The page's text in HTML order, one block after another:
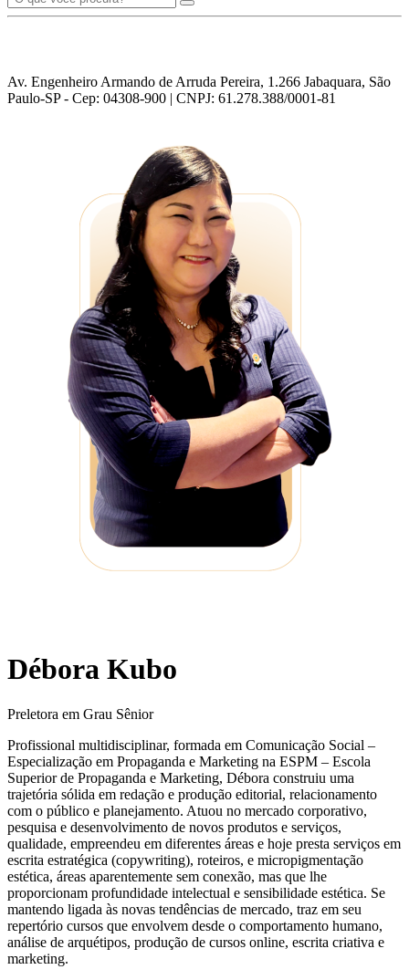
Av. Engenheiro Armando de Arruda Pereira, 1.266 Jabaquara, São
Paulo-SP - Cep: 04308-900 | CNPJ: 61.278.388/0001-81
Débora Kubo
Preletora em Grau Sênior
Profissional multidisciplinar, formada em Comunicação Social –
Especialização em Propaganda e Marketing na ESPM – Escola
Superior de Propaganda e Marketing, Débora construiu uma
trajetória sólida em redação e produção editorial, relacionamento
com o público e planejamento. Atuou no mercado corporativo,
pesquisa e desenvolvimento de novos produtos e serviços,
qualidade, empreendeu em diferentes áreas e hoje presta serviços em
escrita estratégica (copywriting), roteiros, e micropigmentação
estética, áreas aparentemente sem conexão, mas que lhe
proporcionam profundidade intelectual e sensibilidade estética. Se
mantendo ligada às novas tendências de mercado, traz em seu
repertório cursos que envolvem desde o comportamento humano,
análise de arquétipos, produção de cursos online, escrita criativa e
marketing.